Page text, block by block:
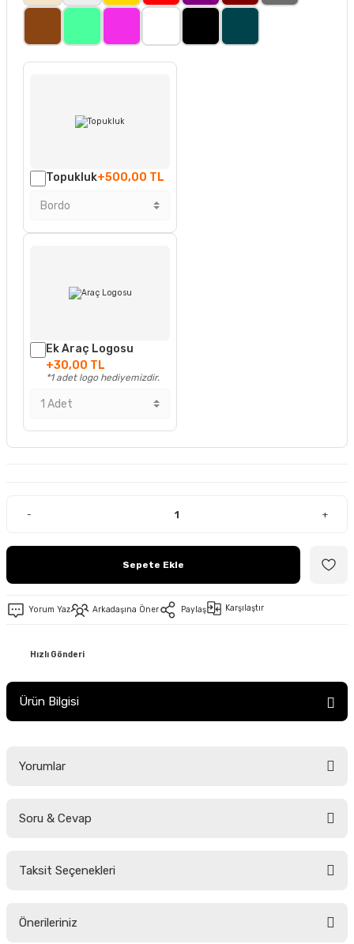
Topukluk+500,00 TL
Ek Araç Logosu
+30,00 TL
*1 adet logo hediyemizdir.
- +
Sepete Ekle
Yorum Yaz Arkadaşına Öner Paylaş Karşılaştır
Hızlı Gönderi
Ürün Bilgisi
Yorumlar
Soru & Cevap
Taksit Seçenekleri
Önerileriniz